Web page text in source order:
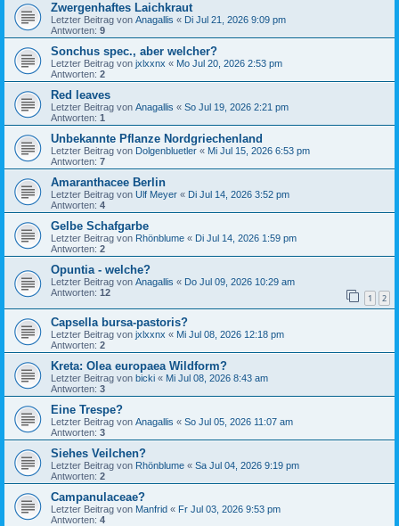
Zwergenhaftes Laichkraut
Letzter Beitrag von Anagallis « Di Jul 21, 2026 9:09 pm
Antworten: 9
Sonchus spec., aber welcher?
Letzter Beitrag von jxlxxnx « Mo Jul 20, 2026 2:53 pm
Antworten: 2
Red leaves
Letzter Beitrag von Anagallis « So Jul 19, 2026 2:21 pm
Antworten: 1
Unbekannte Pflanze Nordgriechenland
Letzter Beitrag von Dolgenbluetler « Mi Jul 15, 2026 6:53 pm
Antworten: 7
Amaranthacee Berlin
Letzter Beitrag von Ulf Meyer « Di Jul 14, 2026 3:52 pm
Antworten: 4
Gelbe Schafgarbe
Letzter Beitrag von Rhönblume « Di Jul 14, 2026 1:59 pm
Antworten: 2
Opuntia - welche?
Letzter Beitrag von Anagallis « Do Jul 09, 2026 10:29 am
Antworten: 12 1 2
Capsella bursa-pastoris?
Letzter Beitrag von jxlxxnx « Mi Jul 08, 2026 12:18 pm
Antworten: 2
Kreta: Olea europaea Wildform?
Letzter Beitrag von bicki « Mi Jul 08, 2026 8:43 am
Antworten: 3
Eine Trespe?
Letzter Beitrag von Anagallis « So Jul 05, 2026 11:07 am
Antworten: 3
Siehes Veilchen?
Letzter Beitrag von Rhönblume « Sa Jul 04, 2026 9:19 pm
Antworten: 2
Campanulaceae?
Letzter Beitrag von Manfrid « Fr Jul 03, 2026 9:53 pm
Antworten: 4